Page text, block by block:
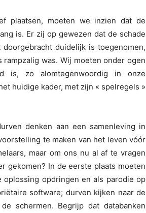
plaatsen, moeten we inzien dat de
is. Er zij op gewezen dat de schade
duidelijk is toegenomen,
was. Wij moeten onder ogen
is, zo alomtegenwoordig in onze
huidige kader, met zijn « spelregels »
denken aan een samenleving in
te maken van het leven vóór
maar om ons nu al af te vragen
gekomen? In de eerste plaats moeten
opdringen en als parodie op
software; durven kijken naar de
schermen. Begrijp dat databanken